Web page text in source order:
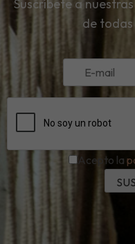
Suscríbete a
de
Acepto la